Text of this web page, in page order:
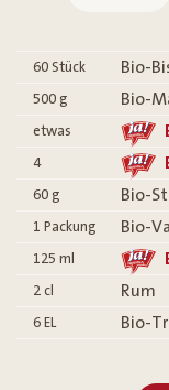
60 Stück Bio-
500 g Bio-
etwas
4
60 g Bio-
1 Packung Bio-
125 ml
2 cl Rum
6 EL Bio-